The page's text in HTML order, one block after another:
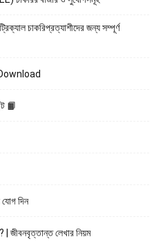
চাকরিপ্রত্যাশীদের জন্য সম্পূর্ণ
📙
দিন
| জীবনবৃত্তান্ত লেখার নিয়ম